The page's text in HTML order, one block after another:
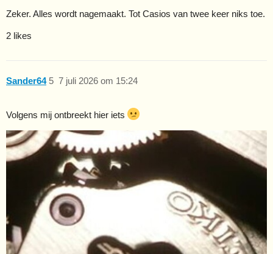
Zeker. Alles wordt nagemaakt. Tot Casios van twee keer niks toe.
2 likes
Sander64 7 juli 2026 om 15:24
5
Volgens mij ontbreekt hier iets